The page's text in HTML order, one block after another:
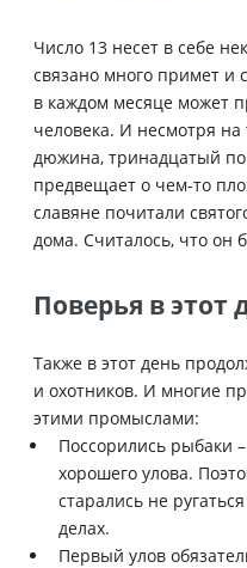
Число 13 несет в себе
связано много примет и
в каждом месяце может
человека. И несмотря на
дюжина, тринадцатый по
предвещает о чем-то
славяне почитали
дома. Считалось, что он
Поверья в этот
Также в этот день
и охотников. И многие
этими промыслами:
Поссорились рыбаки
хорошего улова.
старались не
делах.
Первый улов